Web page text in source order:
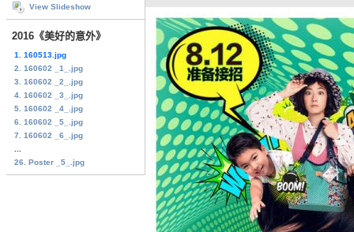
View Slideshow
2016《美好的意外》
1. 160513.jpg
2. 160602 _1_.jpg
3. 160602 _2_.jpg
4. 160602 _3_.jpg
5. 160602 _4_.jpg
6. 160602 _5_.jpg
7. 160602 _6_.jpg
26. Poster _5_.jpg